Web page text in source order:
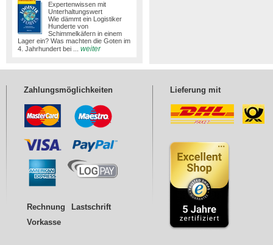
Expertenwissen mit
Unterhaltungswert
Wie dämmt ein Logistiker
Hunderte von
Schimmelkäfern in einem
Lager ein? Was machten die Goten im
4. Jahrhundert bei ...
weiter
Zahlungsmöglichkeiten
Rechnung
Lastschrift
Vorkasse
Lieferung mit